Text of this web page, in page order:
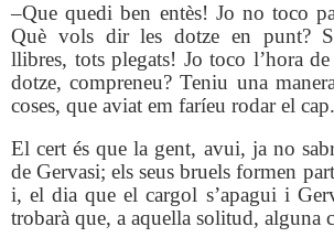
–Que quedi ben entès! Jo no toco
Què vols dir les dotze en punt?
llibres, tots plegats! Jo toco l’hora
dotze, compreneu? Teniu una
coses, que aviat em faríeu rodar el cap.
El cert és que la gent, avui, ja no
de Gervasi; els seus bruels formen
i, el dia que el cargol s’apagui i
trobarà que, a aquella solitud, alguna